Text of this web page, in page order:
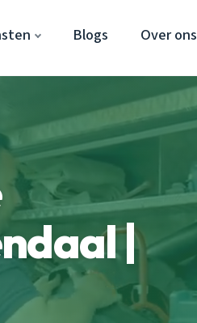
Blogs Over ons
|